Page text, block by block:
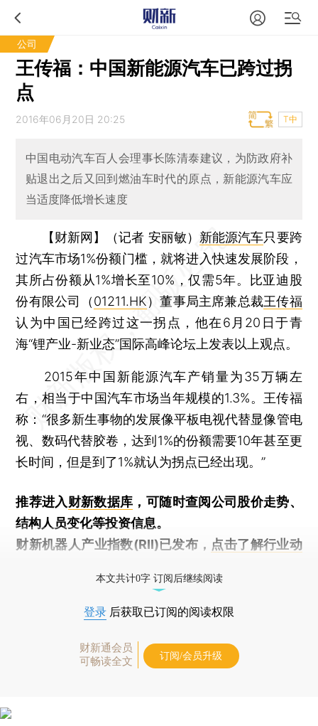
公司
王传福：中国新能源汽车已跨过拐
点
2016年06月20日 20:25 T中
中国电动汽车百人会理事长陈清泰建议，为防政府补
贴退出之后又回到燃油车时代的原点，新能源汽车应
当适度降低增长速度
【财新网】（记者 安丽敏） 新能源汽车只要跨
过汽车市场1%份额门槛，就将进入快速发展阶段，
其所占份额从1%增长至10%，仅需5年。比亚迪股
份有限公司（01211.HK）董事局主席兼总裁王传福
认为中国已经跨过这一拐点，他在6月20日于青
海“锂产业-新业态”国际高峰论坛上发表以上观点。
2015年中国新能源汽车产销量为35万辆左
右，相当于中国汽车市场当年规模的1.3%。王传福
称：“很多新生事物的发展像平板电视代替显像管电
视、数码代替胶卷，达到1%的份额需要10年甚至更
长时间，但是到了1%就认为拐点已经出现。”
推荐进入财新数据库 ，可随时查阅公司股价走势、
结构人员变化等投资信息。
财新机器人产业指数(RII)已发布， 点击了解行业动
本文共计0字 订阅后继续阅读
登录 后获取已订阅的阅读权限
财新通会员
可畅读全文
订阅/会员升级